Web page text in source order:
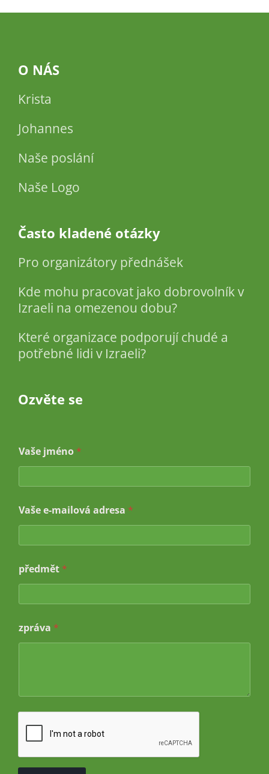
O NÁS
Krista
Johannes
Naše poslání
Naše Logo
Často kladené otázky
Pro organizátory přednášek
Kde mohu pracovat jako dobrovolník v
Izraeli na omezenou dobu?
Které organizace podporují chudé a
potřebné lidi v Izraeli?
Ozvěte se
-
m
i
o
v
a
r
e
a
d
e
Vaše jméno *
Vaše e-mailová adresa *
předmět *
zpráva *